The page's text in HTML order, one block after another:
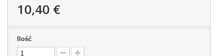
10,40 €
Ilość